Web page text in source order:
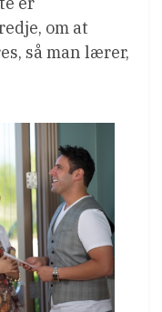
om at
så man lærer,